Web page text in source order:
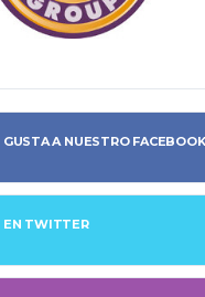
GUSTA A NUESTRO FACEBOOK
EN TWITTER